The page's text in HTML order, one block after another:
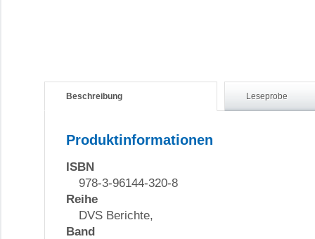
Beschreibung Leseprobe
Produktinformationen
ISBN
978-3-96144-320-8
Reihe
DVS Berichte,
Band